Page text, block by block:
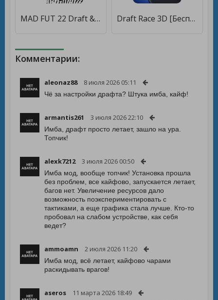
MAD FUT 22 Draft & Pack Opener [Много монет] Draft Race 3D [Бесплатные покупки]
Комментарии:
aleonaz88 8 июля 2026 05:11
Чё за настройки драфта? Штука имба, кайф!
armantis261 3 июля 2026 22:10
Имба, драфт просто летает, зашло на ура.
Топчик!
alexk7212 3 июля 2026 00:50
Имба мод, вообще топчик! Установка прошла
без проблем, все кайфово, запускается летает,
багов нет. Увеличение ресурсов дало
возможность поэкспериментировать с
тактиками, а еще графика стала лучше. Кто-то
пробовал на слабом устройстве, как себя
ведет?
ammoamn 2 июля 2026 11:20
Имба мод, всё летает, кайфово чарами
раскидывать врагов!
aseros 11 марта 2026 18:49